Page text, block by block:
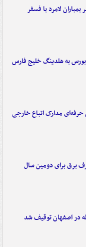
لامرد با فسفر
مدارک اتباع خارجی
برق برای دومین سال